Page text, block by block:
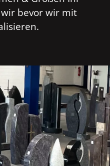
bevor wir mit